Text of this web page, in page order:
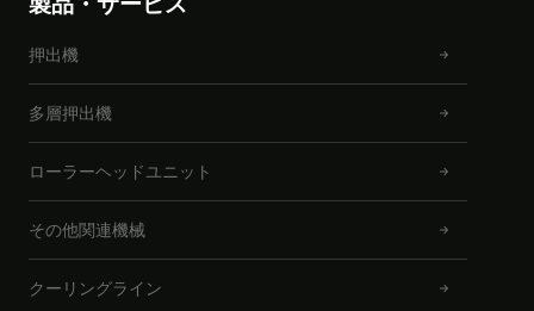
押出機
多層押出機
ローラーヘッドユニット
その他関連機械
クーリングライン